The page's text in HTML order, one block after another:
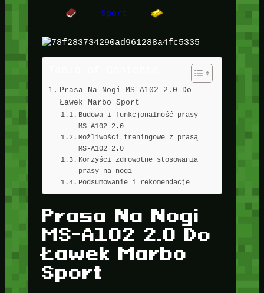
Sport
Prasa Na Nogi MS-A102 2.0 Do
Ławek Marbo Sport
Budowa i funkcjonalność prasy
MS-A102 2.0
Możliwości treningowe z prasą
MS-A102 2.0
Korzyści zdrowotne stosowania
prasy na nogi
Podsumowanie i rekomendacje
Prasa Na Nogi
MS-A102 2.0 Do
Ławek Marbo
Sport